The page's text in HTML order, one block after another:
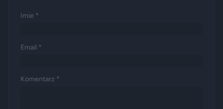
Imie *
Email *
Komentarz *